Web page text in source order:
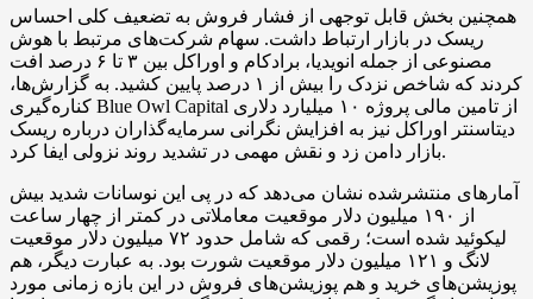
همچنین بخش قابل توجهی از فشار فروش به تضعیف کلی احساس
ریسک در بازار ارتباط داشت. سهام شرکت‌های مرتبط با هوش
مصنوعی از جمله انویدیا، برادکام و اوراکل بین ۳ تا ۶ درصد افت
کردند که شاخص نزدک را بیش از ۱ درصد پایین کشید. به گزارش‌ها،
کناره‌گیری Blue Owl Capital از تامین مالی پروژه ۱۰ میلیارد دلاری
دیتاسنتر اوراکل نیز به افزایش نگرانی سرمایه‌گذاران درباره ریسک
بازار دامن زد و نقش مهمی در تشدید روند نزولی ایفا کرد.
آمارهای منتشرشده نشان می‌دهد که در پی این نوسانات شدید بیش
از ۱۹۰ میلیون دلار موقعیت معاملاتی در کمتر از چهار ساعت
لیکوئید شده است؛ رقمی که شامل حدود ۷۲ میلیون دلار موقعیت
لانگ و ۱۲۱ میلیون دلار موقعیت شورت بود. به عبارت دیگر، هم
پوزیشن‌های خرید و هم پوزیشن‌های فروش در این بازه زمانی مورد